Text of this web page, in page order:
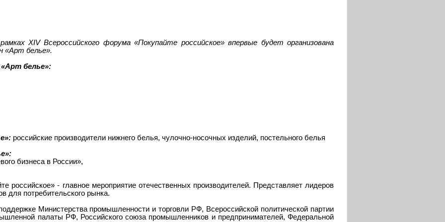
XIV Всероссийского форума «Покупайте российское» впервые будет организована
«Арт белье».
белье»:
российские производители нижнего белья, чулочно-носочных изделий, постельного белья
бизнеса в России»,
российское» - главное мероприятие отечественных производителей. Представляет лидеров
для потребительского рынка.
Министерства промышленности и торговли РФ, Всероссийской политической партии
палаты РФ, Российского союза промышленников и предпринимателей, Федеральной